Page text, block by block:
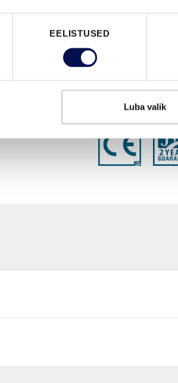
EELISTUSED
Luba valik